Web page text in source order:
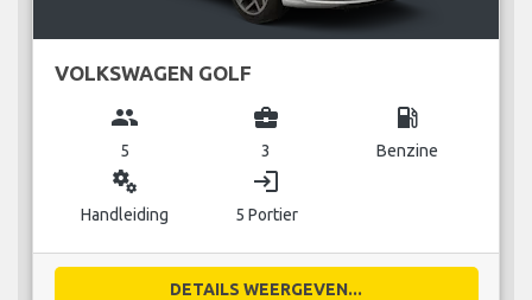
VOLKSWAGEN GOLF
group
5
business_center
3
local_gas_station
Benzine
miscellaneous_services
Handleiding
login
5 Portier
DETAILS WEERGEVEN...